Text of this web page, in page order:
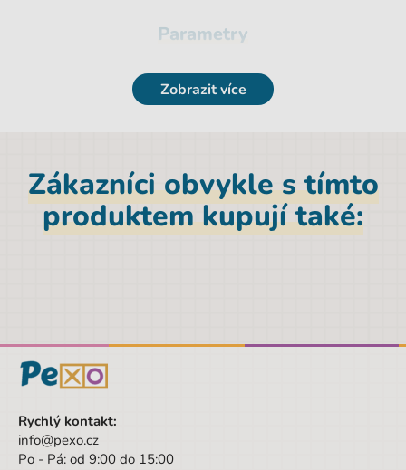
Parametry
Hmotnost netto [kg]
Značka
CoolPack
Šířka obalu
37 cm
Výška
44 cm
Šířka
Výška obalu
Věk od
Zobrazit více
Zákazníci obvykle s tímto
produktem kupují také:
Rychlý kontakt:
info@pexo.cz
Po - Pá: od 9:00 do 15:00